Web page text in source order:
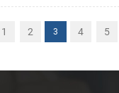
1 2 3 4 5